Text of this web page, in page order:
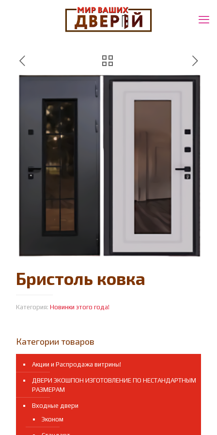
Бристоль ковка
Категория: Новинки этого года!
Категории товаров
Акции и Распродажа витрины!
ДВЕРИ ЭКОШПОН ИЗГОТОВЛЕНИЕ ПО НЕСТАНДАРТНЫМ
РАЗМЕРАМ
Входные двери
Эконом